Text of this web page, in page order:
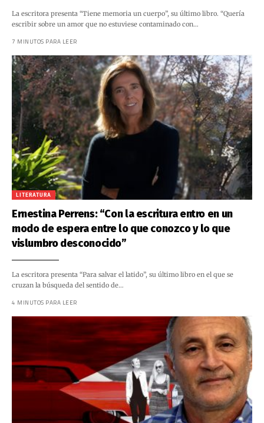
La escritora presenta “Tiene memoria un cuerpo”, su último libro. “Quería
escribir sobre un amor que no estuviese contaminado con…
7 MINUTOS PARA LEER
LITERATURA
Ernestina Perrens: “Con la escritura entro en un
modo de espera entre lo que conozco y lo que
vislumbro desconocido”
La escritora presenta “Para salvar el latido”, su último libro en el que se
cruzan la búsqueda del sentido de…
4 MINUTOS PARA LEER